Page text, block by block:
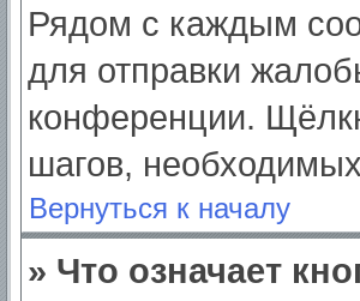
Рядом с каждым
для отправки
конференции.
шагов,
Вернуться к началу
» Что означает